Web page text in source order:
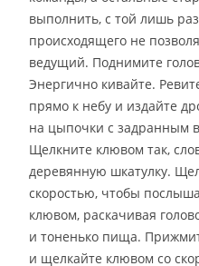
выполнить, с той лишь
происходящего не
ведущий. Поднимите
Энергично кивайте.
прямо к небу и издайте
на цыпочки с задранным
Щелкните клювом так,
деревянную шкатулку.
скоростью, чтобы
клювом, раскачивая
и тоненько пища.
и щелкайте клювом со